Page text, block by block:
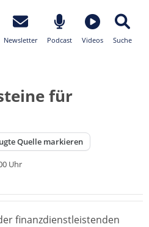
Newsletter Podcast Videos Suche
für
Quelle markieren
Uhr
finanzdienstleistenden